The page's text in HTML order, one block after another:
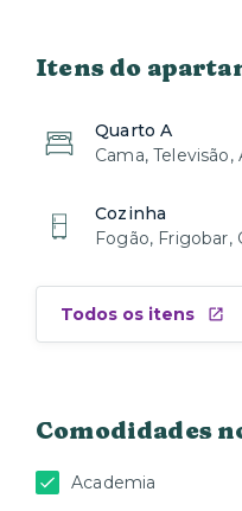
Itens do
Quarto A
Cama,
Cozinha
Fogão, Frigobar,
Todos os itens
Comodidades
Academia